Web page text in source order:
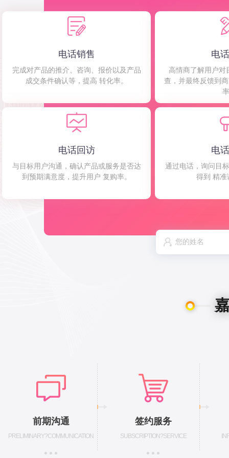
电话销售
完成对产品的推介、咨询、报价以及产品
成交条件确认等，提高 转化率。
电
高情商了解用户
查，并最终反馈到
电话回访
与目标用户沟通，确认产品或服务是否达
到预期满意度，提升用户 复购率。
电
通过电话，询问目
得到 精
前期沟通
PRELIMINARY?COMMUNICATION
签约服务
SUBSCRIPTION?SERVICE